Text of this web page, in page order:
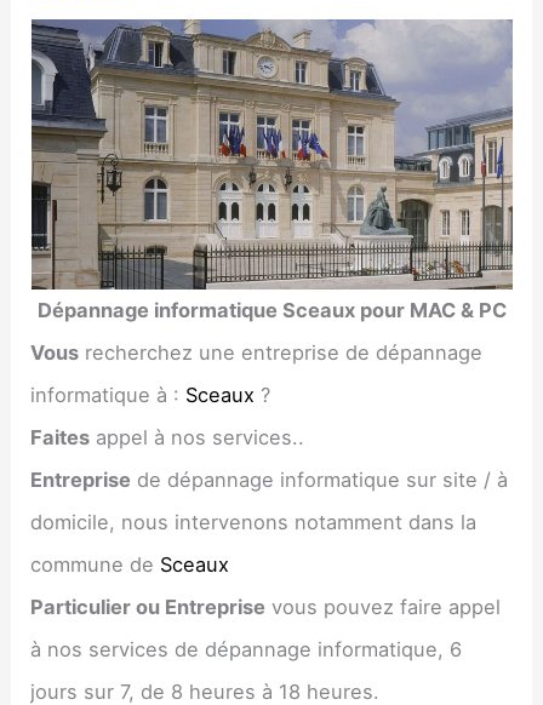
Dépannage informatique Sceaux pour MAC & PC
Vous recherchez une entreprise de dépannage
informatique à : Sceaux ?
Faites appel à nos services..
Entreprise de dépannage informatique sur site / à
domicile, nous intervenons notamment dans la
commune de Sceaux
Particulier ou Entreprise vous pouvez faire appel
à nos services de dépannage informatique, 6
jours sur 7, de 8 heures à 18 heures.